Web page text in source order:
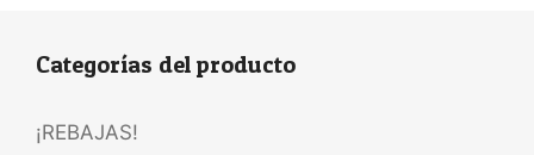
Categorías del producto
¡REBAJAS!